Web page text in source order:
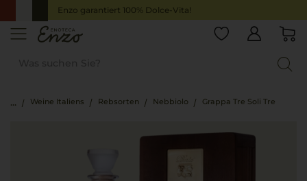
Enzo garantiert 100% Dolce-Vita!
Weine Italiens Rebsorten Nebbiolo Grappa Tre Soli Tre